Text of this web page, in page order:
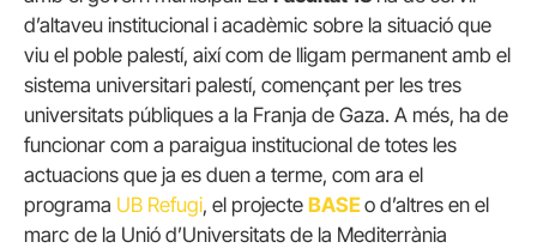
d’altaveu institucional i acadèmic sobre la situació que
viu el poble palestí, així com de lligam permanent amb el
sistema universitari palestí, començant per les tres
universitats públiques a la Franja de Gaza. A més, ha de
funcionar com a paraigua institucional de totes les
actuacions que ja es duen a terme, com ara el
programa UB Refugi, el projecte BASEo d’altres en el
marc de la Unió d’Universitats de la Mediterrània